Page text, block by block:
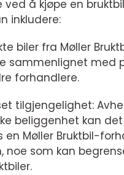
ved å kjøpe en
inkludere:
biler fra Møller
sammenlignet med
forhandlere.
tilgjengelighet:
beliggenhet kan
en Møller Bruktbil-
noe som kan